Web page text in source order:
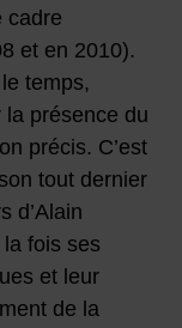
cadre
et en 2010).
temps,
la présence du
précis. C’est
tout dernier
d’Alain
fois ses
et leur
de la